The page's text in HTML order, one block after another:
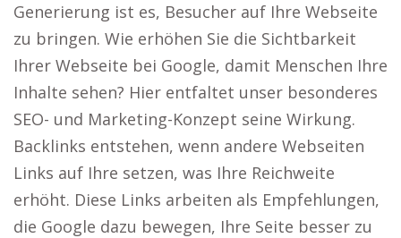
Generierung ist es, Besucher auf Ihre Webseite
zu bringen. Wie erhöhen Sie die Sichtbarkeit
Ihrer Webseite bei Google, damit Menschen Ihre
Inhalte sehen? Hier entfaltet unser besonderes
SEO- und Marketing-Konzept seine Wirkung.
Backlinks entstehen, wenn andere Webseiten
Links auf Ihre setzen, was Ihre Reichweite
erhöht. Diese Links arbeiten als Empfehlungen,
die Google dazu bewegen, Ihre Seite besser zu